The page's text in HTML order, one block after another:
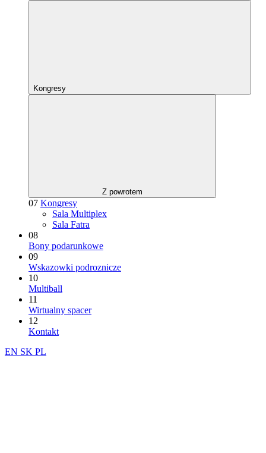
Kongresy
Z powrotem
07 Kongresy
Sala Multiplex
Sala Fatra
08
Bony podarunkowe
09
Wskazowki podroznicze
10
Multiball
11
Wirtualny spacer
12
Kontakt
EN SK PL